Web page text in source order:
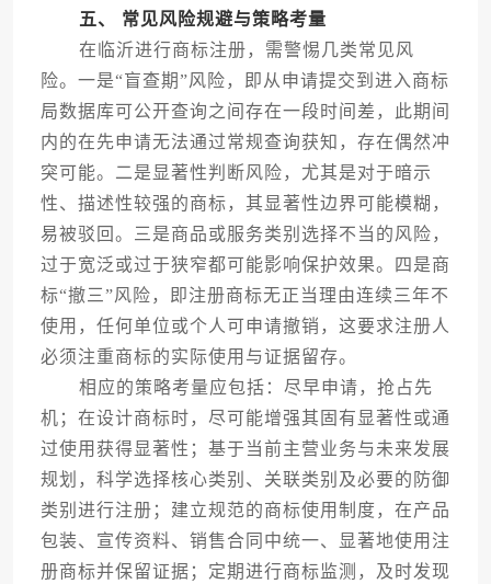
五、 常见风险规避与策略考量
在临沂进行商标注册，需警惕几类常见风
险。一是“盲查期”风险，即从申请提交到进入商标
局数据库可公开查询之间存在一段时间差，此期间
内的在先申请无法通过常规查询获知，存在偶然冲
突可能。二是显著性判断风险，尤其是对于暗示
性、描述性较强的商标，其显著性边界可能模糊，
易被驳回。三是商品或服务类别选择不当的风险，
过于宽泛或过于狭窄都可能影响保护效果。四是商
标“撤三”风险，即注册商标无正当理由连续三年不
使用，任何单位或个人可申请撤销，这要求注册人
必须注重商标的实际使用与证据留存。
相应的策略考量应包括：尽早申请，抢占先
机；在设计商标时，尽可能增强其固有显著性或通
过使用获得显著性；基于当前主营业务与未来发展
规划，科学选择核心类别、关联类别及必要的防御
类别进行注册；建立规范的商标使用制度，在产品
包装、宣传资料、销售合同中统一、显著地使用注
册商标并保留证据；定期进行商标监测，及时发现